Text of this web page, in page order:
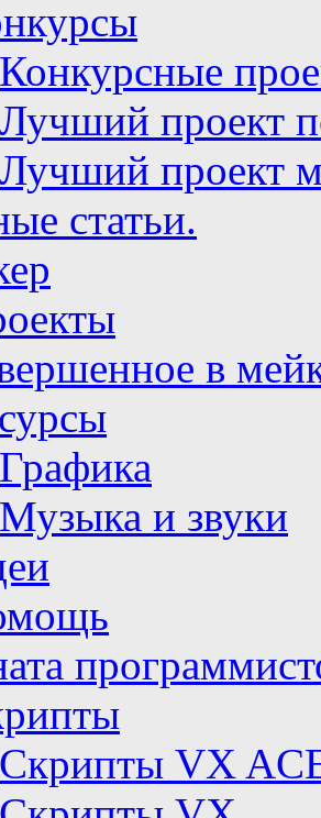
Конкурсные
Лучший проект
Лучший проект
статьи.
в
Графика
Музыка и звуки
Скрипты VX